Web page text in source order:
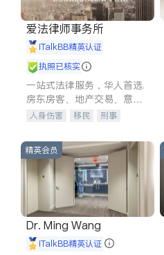
爱法律师事务所
iTalkBB精英认证
执照已核实
一站式法律服务，华人首选.
房东房客、地产交易、意外
伤害、车祸重伤、商业诉
建筑合同、刑事案件全包办
人身伤害 移民
刑事
信托/遗嘱
商业
商标注册
索赔
律师-其它
精英会员
Dr. Ming Wang
iTalkBB精英认证